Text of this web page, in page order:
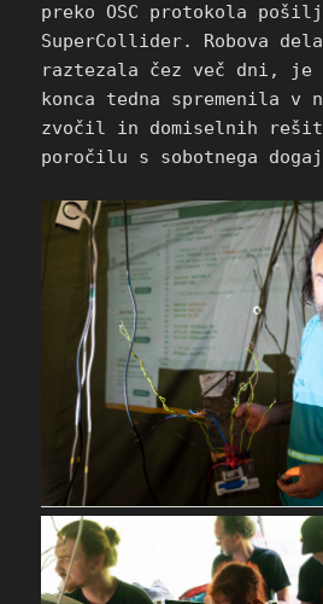
preko OSC protokola
SuperCollider. Robova
raztezala čez več dni, je
konca tedna spremenila v
zvočil in domiselnih
poročilu s sobotnega